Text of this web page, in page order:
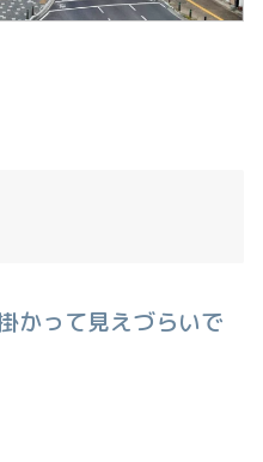
かって見えづらいで